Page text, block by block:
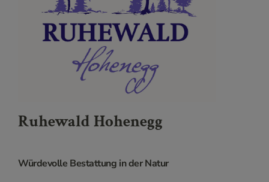
Ruhewald Hohenegg
Würdevolle Bestattung in der Natur